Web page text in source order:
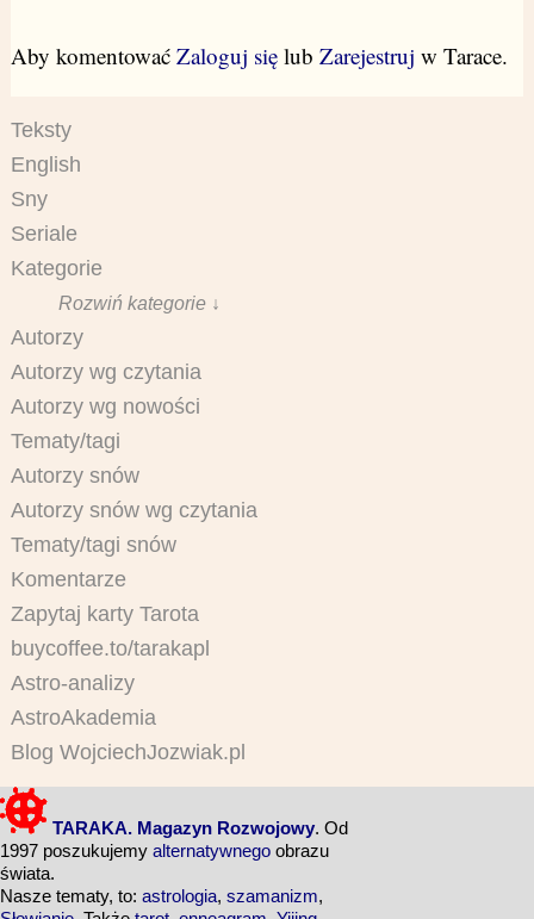
Aby komentować Zaloguj sięlub Zarejestruj w Tarace.
Teksty
English
Sny
Seriale
Kategorie
Rozwiń kategorie ↓
Autorzy
Autorzy wg czytania
Autorzy wg nowości
Tematy/tagi
Autorzy snów
Autorzy snów wg czytania
Tematy/tagi snów
Komentarze
Zapytaj karty Tarota
buycoffee.to/tarakapl
Astro-analizy
AstroAkademia
Blog WojciechJozwiak.pl
TARAKA. Magazyn Rozwojowy. Od
1997 poszukujemy alternatywnego obrazu
świata.
Nasze tematy, to: astrologia, szamanizm,